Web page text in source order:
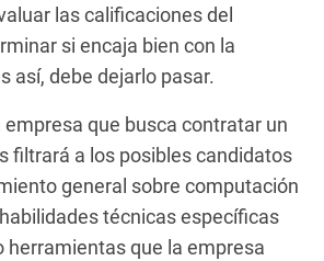
las calificaciones del
si encaja bien con la
así, debe dejarlo pasar.
empresa que busca contratar un
filtrará a los posibles candidatos
general sobre computación
técnicas específicas
herramientas que la empresa